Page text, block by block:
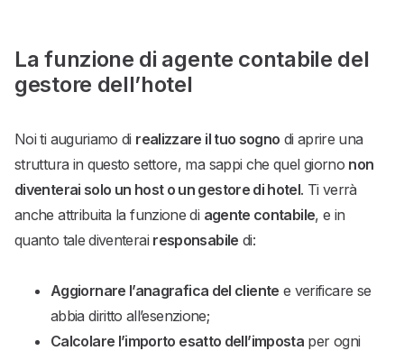
La funzione di agente contabile del
gestore dell’hotel
Noi ti auguriamo di realizzare il tuo sogno di aprire una
struttura in questo settore, ma sappi che quel giorno non
diventerai solo un host o un gestore di hotel. Ti verrà
anche attribuita la funzione di agente contabile, e in
quanto tale diventerai responsabile di:
Aggiornare l’anagrafica del cliente e verificare se
abbia diritto all’esenzione;
Calcolare l’importo esatto dell’imposta per ogni